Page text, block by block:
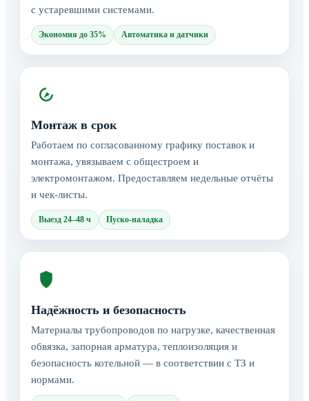
с устаревшими системами.
Экономия до 35% Автоматика и датчики
Монтаж в срок
Работаем по согласованному графику поставок и
монтажа, увязываем с общестроем и
электромонтажом. Предоставляем недельные отчёты
и чек-листы.
Выезд 24–48 ч Пуско-наладка
Надёжность и безопасность
Материалы трубопроводов по нагрузке, качественная
обвязка, запорная арматура, теплоизоляция и
безопасность котельной — в соответствии с ТЗ и
нормами.